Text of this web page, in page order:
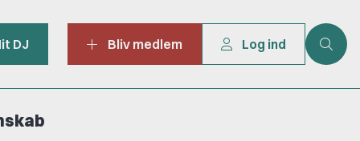
DJ Bliv medlem Log ind